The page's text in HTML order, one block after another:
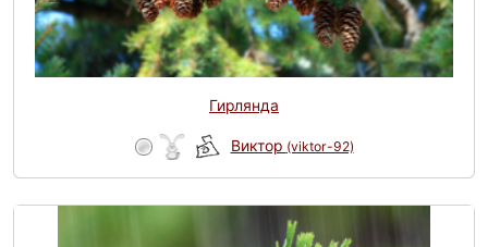
Гирлянда
Виктор (viktor-92)